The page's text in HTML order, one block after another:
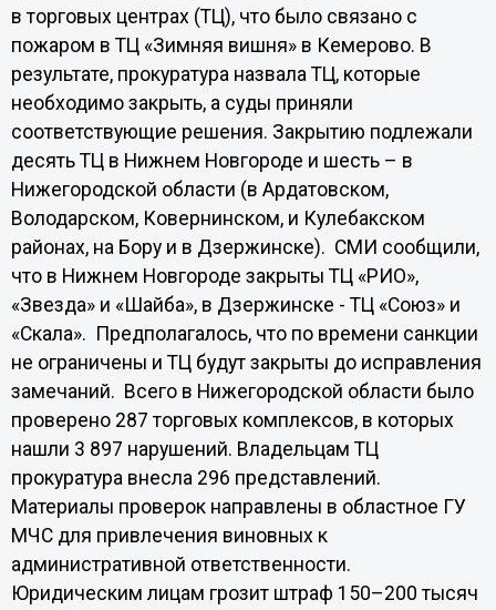
в торговых центрах (ТЦ), что было связано с
пожаром в ТЦ «Зимняя вишня» в Кемерово. В
результате, прокуратура назвала ТЦ, которые
необходимо закрыть, а суды приняли
соответствующие решения. Закрытию подлежали
десять ТЦ в Нижнем Новгороде и шесть – в
Нижегородской области (в Ардатовском,
Володарском, Ковернинском, и Кулебакском
районах, на Бору и в Дзержинске). СМИ сообщили,
что в Нижнем Новгороде закрыты ТЦ «РИО»,
«Звезда» и «Шайба», в Дзержинске - ТЦ «Союз» и
«Скала». Предполагалось, что по времени санкции
не ограничены и ТЦ будут закрыты до исправления
замечаний. Всего в Нижегородской области было
проверено 287 торговых комплексов, в которых
нашли 3 897 нарушений. Владельцам ТЦ
прокуратура внесла 296 представлений.
Материалы проверок направлены в областное ГУ
МЧС для привлечения виновных к
административной ответственности.
Юридическим лицам грозит штраф 150–200 тысяч